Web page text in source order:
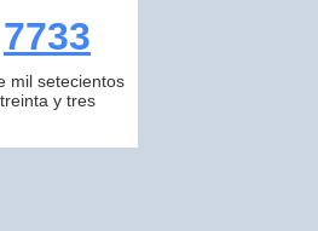
7733
mil setecientos
treinta y tres